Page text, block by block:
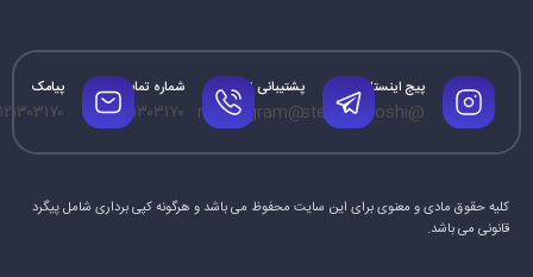
پیج اینستاگرام
@steamforoshi
پشتیبانی تلگرام
@mrtelegram
شماره تماس
۰۹۱۲۱۳۰۳۱۷۰
پیامک
کلیه حقوق مادی و معنوی برای این سایت محفوظ می باشد و هرگونه کپی برداری شامل پیگرد
قانونی می باشد.